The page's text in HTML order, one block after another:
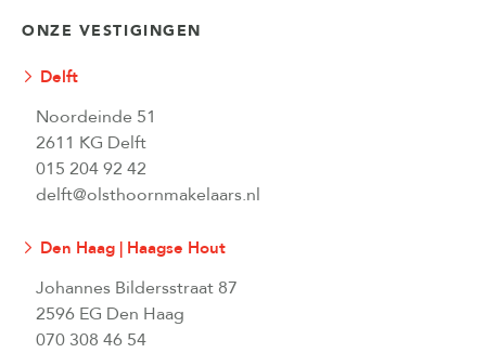
ONZE VESTIGINGEN
Delft
Noordeinde 51
2611 KG Delft
015 204 92 42
delft@olsthoornmakelaars.nl
Den Haag | Haagse Hout
Johannes Bildersstraat 87
2596 EG Den Haag
070 308 46 54